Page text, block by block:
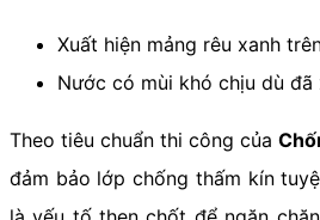
Xuất hiện mảng rêu xanh
Nước có mùi khó chịu dù
Theo tiêu chuẩn thi công của
đảm bảo lớp chống thấm kín